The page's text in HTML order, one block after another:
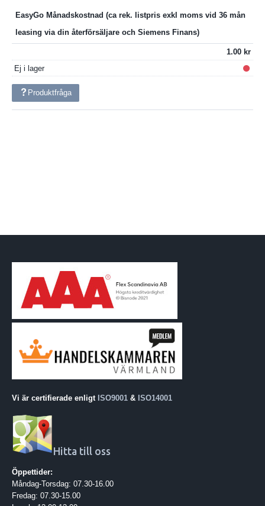
EasyGo Månadskostnad
1.00
Ej i lager
Produktfråga
Vi är certifierade enligt ISO9001 & ISO14001
Hitta till oss
Öppettider:
Måndag-Torsdag: 07.30-16.00
Fredag: 07.30-15.00